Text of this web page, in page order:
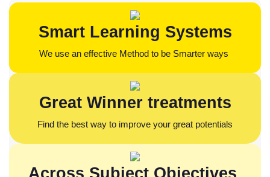
Kampung Inggris-nya Lampung
The Pioneer of Kampung Inggris Learning
system Adopted in Lampung.
Establish on 2018
Smart Learning Systems
We use an effective Method to be Smarter ways
Great Winner treatments
Find the best way to improve your great potentials
Across Subject Objectives